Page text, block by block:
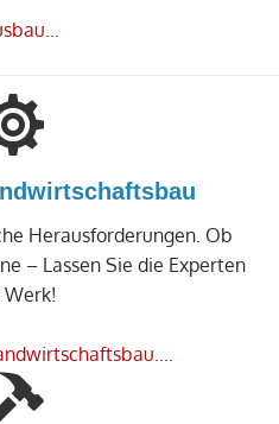
Herausforderungen. Ob
– Lassen Sie die Experten
Werk!